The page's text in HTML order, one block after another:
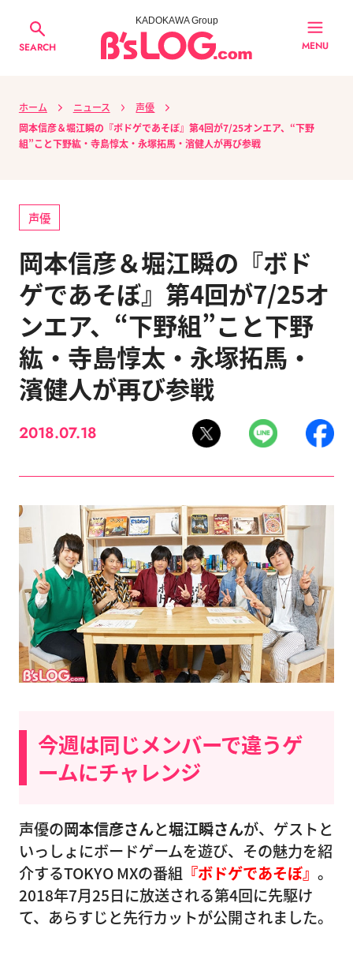
SEARCH
KADOKAWA Group
MENU
ホーム ニュース
声優
岡本信彦＆堀江瞬の『ボドゲであそぼ』第4回が7/25オンエア、“下野
組”こと下野紘・寺島惇太・永塚拓馬・濱健人が再び参戦
声優
岡本信彦＆堀江瞬の『ボド
ゲであそぼ』第4回が7/25オ
ンエア、“下野組”こと下野
紘・寺島惇太・永塚拓馬・
濱健人が再び参戦
2018.07.18
今週は同じメンバーで違うゲ
ームにチャレンジ
声優の岡本信彦さんと堀江瞬さんが、ゲストと
いっしょにボードゲームを遊び、その魅力を紹
介するTOKYO MXの番組 『ボドゲであそぼ』 。
2018年7月25日に放送される第4回に先駆け
て、あらすじと先行カットが公開されました。